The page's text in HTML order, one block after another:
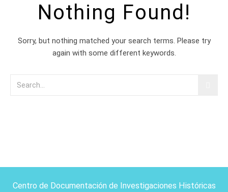
Nothing Found!
Sorry, but nothing matched your search terms. Please try
again with some different keywords.
Centro de Documentación de Investigaciones Históricas